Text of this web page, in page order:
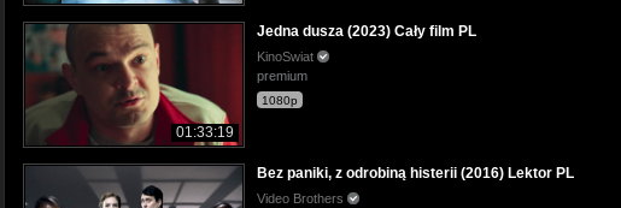
01:33:19
Jedna dusza (2023) Cały film PL
KinoSwiat
premium
1080p
Bez paniki, z odrobiną histerii (2016) Lektor PL
Video Brothers